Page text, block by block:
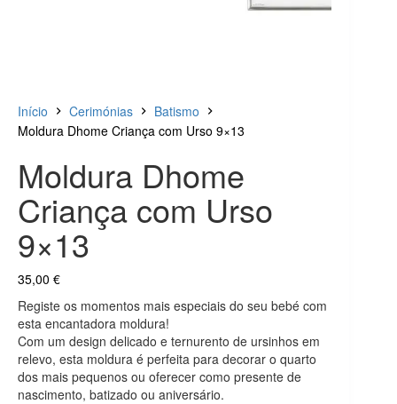
Início Cerimónias
Batismo
Moldura Dhome Criança com Urso 9×13
Moldura Dhome
Criança com Urso
9×13
35,00 €
Registe os momentos mais especiais do seu bebé com
esta encantadora moldura!
Com um design delicado e ternurento de ursinhos em
relevo, esta moldura é perfeita para decorar o quarto
dos mais pequenos ou oferecer como presente de
nascimento, batizado ou aniversário.